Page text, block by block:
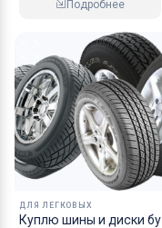
Подробнее
ДЛЯ ЛЕГКОВЫХ
Куплю шины и диски бу